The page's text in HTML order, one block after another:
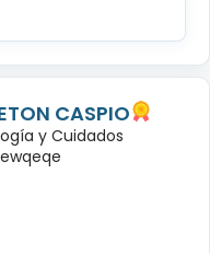
CASPIO
y Cuidados